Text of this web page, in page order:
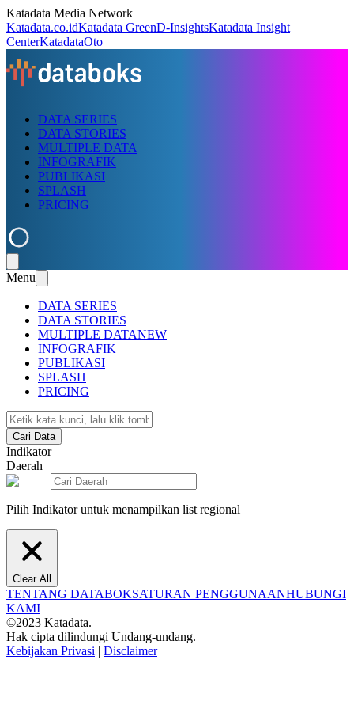
Katadata Media Network
Katadata.co.idKatadata GreenD-InsightsKatadata Insight
CenterKatadataOto
DATA SERIES
DATA STORIES
MULTIPLE DATA
INFOGRAFIK
PUBLIKASI
SPLASH
PRICING
Menu
DATA SERIES
DATA STORIES
MULTIPLE DATANEW
INFOGRAFIK
PUBLIKASI
SPLASH
PRICING
Cari Data
Indikator
Daerah
Pilih Indikator untuk menampilkan list regional
Clear All
TENTANG DATABOKSATURAN PENGGUNAANHUBUNGI
KAMI
©2023 Katadata.
Hak cipta dilindungi Undang-undang.
Kebijakan Privasi | Disclaimer